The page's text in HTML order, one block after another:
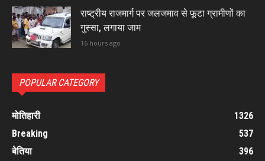
राष्ट्रीय राजमार्ग पर जलजमाव से फूटा ग्रामीणों का
गुस्सा, लगाया जाम
16 hours ago
POPULAR CATEGORY
मोतिहारी
1326
Breaking
537
बेतिया
396